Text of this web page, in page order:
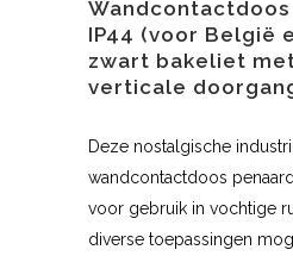
Wandcontactdoos
IP44 (voor België
zwart bakeliet
verticale
Deze nostalgische
wandcontactdoos
voor gebruik in vochtige
diverse toepassingen